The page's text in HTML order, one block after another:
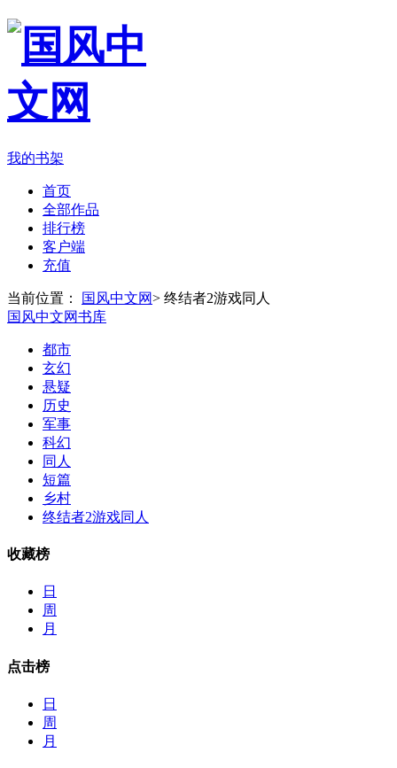
我的书架
首页
全部作品
排行榜
客户端
充值
当前位置： 国风中文网> 终结者2游戏同人
国风中文网书库
都市
玄幻
悬疑
历史
军事
科幻
同人
短篇
乡村
终结者2游戏同人
收藏榜
日
周
月
点击榜
日
周
月